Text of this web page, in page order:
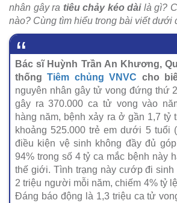
nhân gây ra tiêu chảy kéo dàilà gì?
nào? Cùng tìm hiểu trong bài viết dưới
Bác sĩ Huỳnh Trần An Khương,
thốngTiêm chủng VNVC cho
nguyên nhân gây tử vong đứng thứ
gây ra 370.000 ca tử vong vào
hàng năm, bệnh xảy ra ở gần 1,7 tỷ
khoảng 525.000 trẻ em dưới 5 tuổi (
điều kiện vệ sinh không đầy đủ
94% trong số 4 tỷ ca mắc bệnh này
thế giới. Tình trạng này cướp đi sinh
2 triệu người mỗi năm, chiếm 4% tỷ
Đáng báo động là 1,3 triệu ca tử